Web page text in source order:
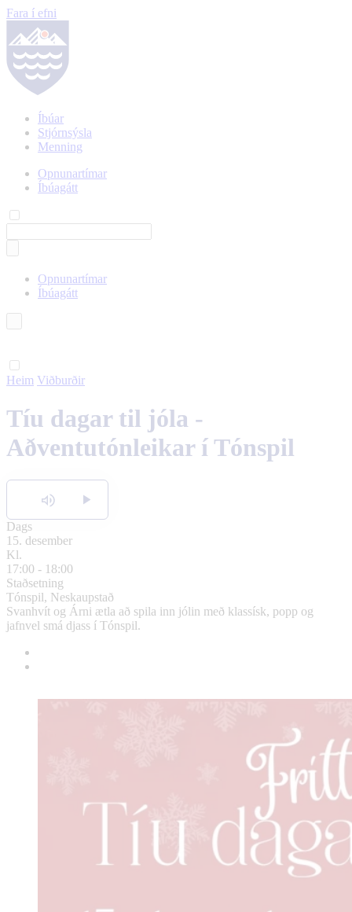
Fara í efni
Íbúar
Stjórnsýsla
Menning
Opnunartímar
Íbúagátt
Opnunartímar
Íbúagátt
Heim Viðburðir
Tíu dagar til jóla -
Aðventutónleikar í Tónspil
Hlusta
Dags
15. desember
Kl.
17:00 - 18:00
Staðsetning
Tónspil, Neskaupstað
Svanhvít og Árni ætla að spila inn jólin með klassísk, popp og
jafnvel smá djass í Tónspil.